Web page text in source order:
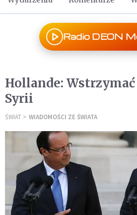
Radio DEON
Hollande:
Syrii
ŚWIAT WIADOMOŚCI ZE ŚWIATA